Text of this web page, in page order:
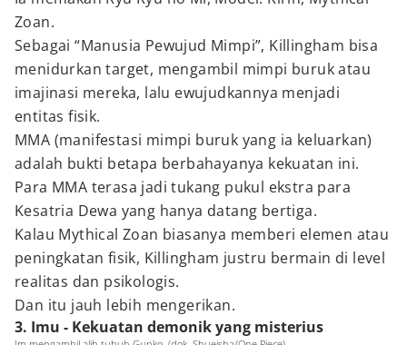
Zoan.
Sebagai “Manusia Pewujud Mimpi”, Killingham bisa
menidurkan target, mengambil mimpi buruk atau
imajinasi mereka, lalu ewujudkannya menjadi
entitas fisik.
MMA (manifestasi mimpi buruk yang ia keluarkan)
adalah bukti betapa berbahayanya kekuatan ini.
Para MMA terasa jadi tukang pukul ekstra para
Kesatria Dewa yang hanya datang bertiga.
Kalau Mythical Zoan biasanya memberi elemen atau
peningkatan fisik, Killingham justru bermain di level
realitas dan psikologis.
Dan itu jauh lebih mengerikan.
3. Imu - Kekuatan demonik yang misterius